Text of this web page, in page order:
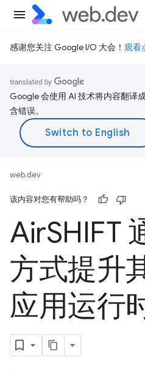
感谢您关注 Google I/O 大会！ 观看
Google 会使用 AI 技术将内容翻译
含错误。
web.dev
该内容对您有帮助吗？
AirSHIFT
方式提升
应用运行